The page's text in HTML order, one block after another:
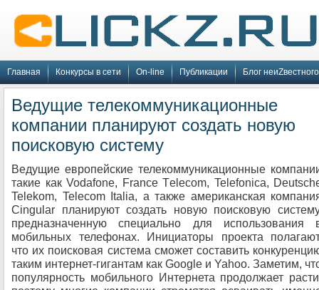
Главная Конкурсы в сети On-line Публикации Блог
Ведущие телекоммуникационные
компании планируют создать новую
поисковую систему
Ведущие европейские телекоммуникационные
такие как Vodafone, France Tеlеcom, Telefonica,
Telekom, Telecom Italia, а также американская
Cingular планируют создать новую поисковую
предназначенную специально для использования
мобильных телефонах. Инициаторы проекта
что их поисковая система сможет составить
таким интернет-гигантам как Google и Yahoo. Заметим,
популярность мобильного Интернета продолжает